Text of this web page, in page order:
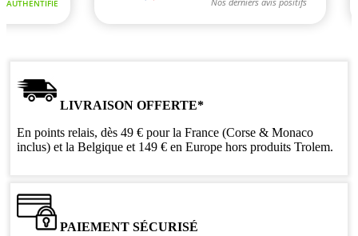
LIVRAISON OFFERTE*
En points relais, dès 49 € pour la France (Corse & Monaco
inclus) et la Belgique et 149 € en Europe hors produits Trolem.
PAIEMENT SÉCURISÉ